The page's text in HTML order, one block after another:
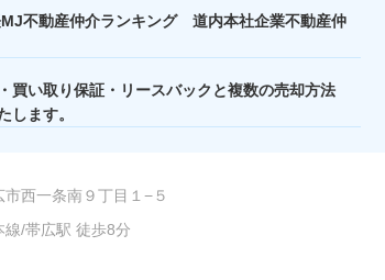
店内の様子
不動産仲介ランキング 道内本社企業不動産仲
買い取り保証・リースバックと複数の売却方法
します。
市西一条南９丁目１−５
線/帯広駅 徒歩8分